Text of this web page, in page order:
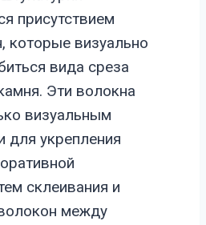
присутствием
которые визуально
вида среза
Эти волокна
визуальным
для укрепления
склеивания и
между